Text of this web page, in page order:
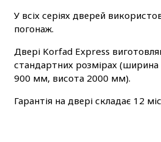
У всіх серіях дверей
погонаж.
Двері Korfad Express
стандартних розмірах
900 мм, висота 2000 мм).
Гарантія на двері складає 12